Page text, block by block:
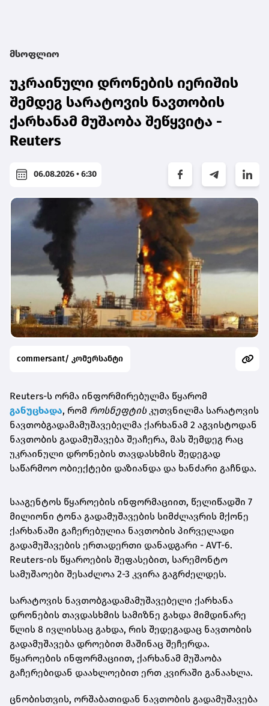
მსოფლიო
უკრაინული დრონების იერიშის
შემდეგ სარატოვის ნავთობის
ქარხანამ მუშაობა შეწყვიტა -
Reuters
06.08.2026 • 6:30
commersant/ კომერსანტი
Reuters-ს ორმა ინფორმირებულმა წყარომ
განუცხადა, რომ როსნეფტისკუთვნილმა სარატოვის
ნავთობგადამამუშავებელმა ქარხანამ 2 აგვისტოდან
ნავთობის გადამუშავება შეაჩერა, მას შემდეგ რაც
უკრაინული დრონების თავდასხმის შედეგად
საწარმოო ობიექტები დაზიანდა და ხანძარი გაჩნდა.
სააგენტოს წყაროების ინფორმაციით, წელიწადში 7
მილიონი ტონა გადამუშავების სიმძლავრის მქონე
ქარხანაში გაჩერებულია ნავთობის პირველადი
გადამუშავების ერთადერთი დანადგარი - AVT-6.
Reuters-ის წყაროების შეფასებით, სარემონტო
სამუშაოები შესაძლოა 2-3 კვირა გაგრძელდეს.
სარატოვის ნავთობგადამამუშავებელი ქარხანა
დრონების თავდასხმის სამიზნე გახდა მიმდინარე
წლის 8 ივლისსაც გახდა, რის შედეგადაც ნავთობის
გადამუშავება დროებით მაშინაც შეჩერდა.
წყაროების ინფორმაციით, ქარხანამ მუშაობა
გაჩერებიდან დაახლოებით ერთ კვირაში განაახლა.
ცნობისთვის, ორშაბათიდან ნავთობის გადამუშავება